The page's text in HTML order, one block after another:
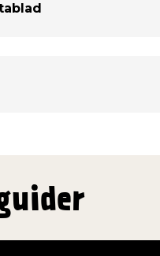
tätas med Tätklister
med borste eller
Behov av primer
eller lacknaftautspädd
tätas med
Tätklister K-36. Låt